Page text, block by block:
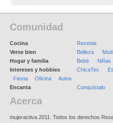
Comunidad
Cocina
Recetas
Verse bien
Belleza
Hogar y familia
Bebé Niñas
Intereses y hobbies
ChicaTec
Fiesta
Oficina
Autos
Encanta
Conquístalo
Acerca
mujeractiva 2011. Todos los derechos